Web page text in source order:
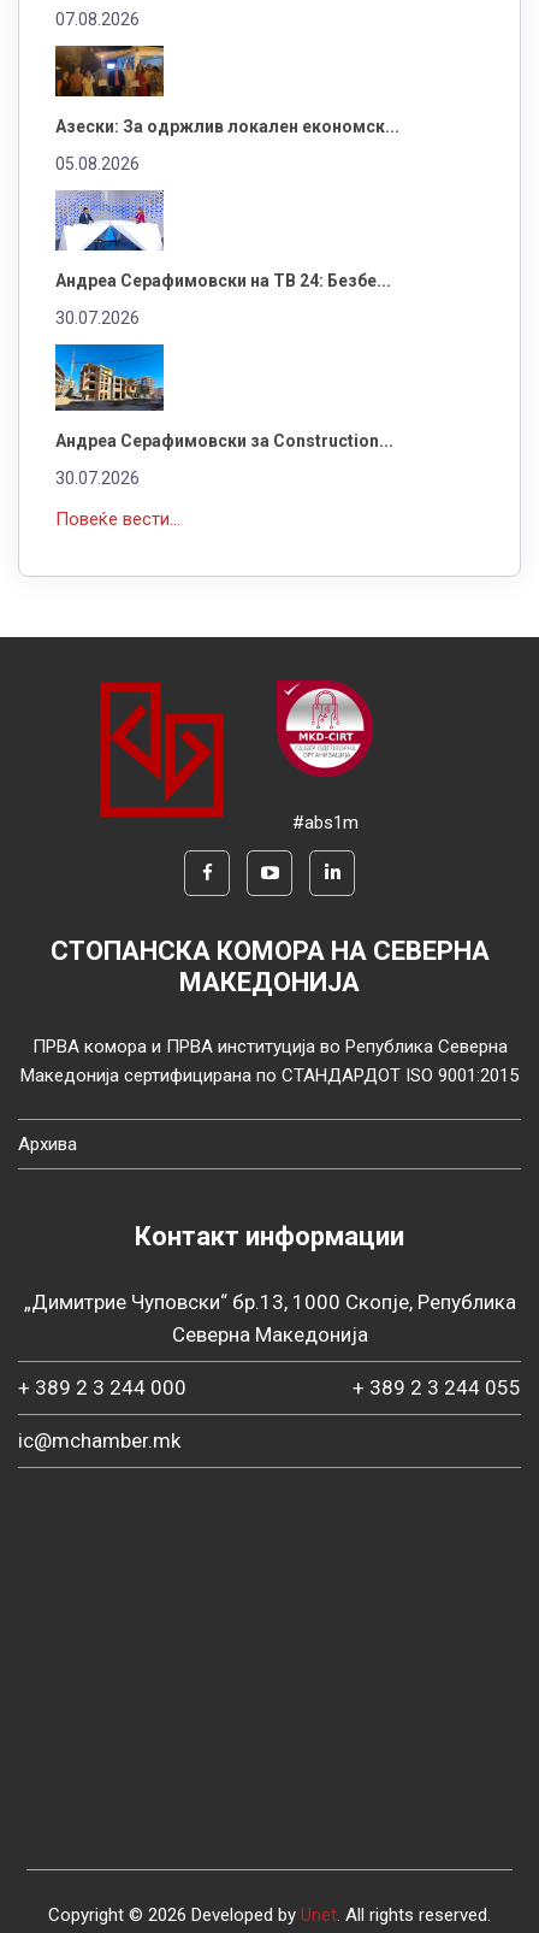
07.08.2026
Азески: За одржлив локален економск...
05.08.2026
Андреа Серафимовски на ТВ 24: Безбе...
30.07.2026
Андреа Серафимовски за Construction...
30.07.2026
Повеќе вести...
#abs1m
СТОПАНСКА КОМОРА НА СЕВЕРНА
МАКЕДОНИЈА
ПРВА комора и ПРВА институција во Република Северна
Македонија сертифицирана по СТАНДАРДОТ ISO 9001:2015
Архива
Контакт информации
„Димитрие Чуповски“ бр.13, 1000 Скопје, Република
Северна Македонија
+ 389 2 3 244 000 + 389 2 3 244 055
ic@mchamber.mk
Copyright © 2026 Developed by Unet. All rights reserved.